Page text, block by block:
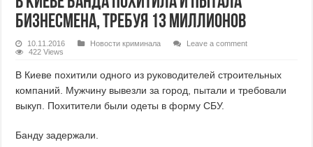
бизнесмена, требуя 13 миллионов
10.11.2016 Новости криминала
Leave a comment
422 Views
В Киеве похитили одного из руководителей строительных
компаний. Мужчину вывезли за город, пытали и требовали
выкуп. Похитители были одеты в форму СБУ.
Банду задержали.